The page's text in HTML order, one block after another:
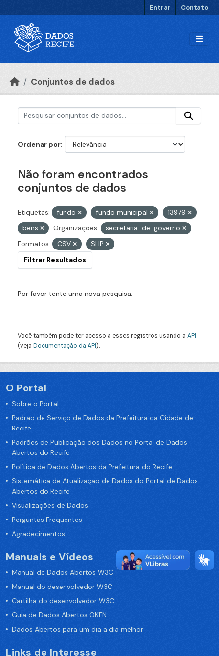
Entrar Contato
Conjuntos de dados
Ordenar por
Não foram encontrados
conjuntos de dados
Etiquetas: fundo fundo municipal
13979
bens
Organizações:
secretaria-de-governo
Formatos:
CSV
SHP
Filtrar Resultados
Por favor tente uma nova pesquisa.
Você também pode ter acesso a esses registros usando a API
(veja Documentação da API).
O Portal
Sobre o Portal
Padrão de Serviço de Dados da Prefeitura da Cidade de
Recife
Padrões de Publicação dos Dados no Portal de Dados
Abertos do Recife
Política de Dados Abertos da Prefeitura do Recife
Sistemática de Atualização de Dados do Portal de Dados
Abertos do Recife
Visualizações de Dados
Perguntas Frequentes
Agradecimentos
Manuais e Vídeos
Manual de Dados Abertos W3C
Manual do desenvolvedor W3C
Cartilha do desenvolvedor W3C
Guia de Dados Abertos OKFN
Dados Abertos para um dia a dia melhor
Links de Interesse